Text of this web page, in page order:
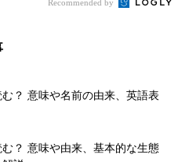
Recommended by
む？ 意味や名前の由来、英語表
？ 意味や由来、基本的な生態